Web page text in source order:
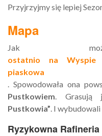
Przyjrzyjmy się lepiej
Mapa
Jak
ostatnio na Wyspie
piaskowa
. Spowodowała ona
Pustkowiem .
Pustkowia” . I
Ryzykowna Rafineria